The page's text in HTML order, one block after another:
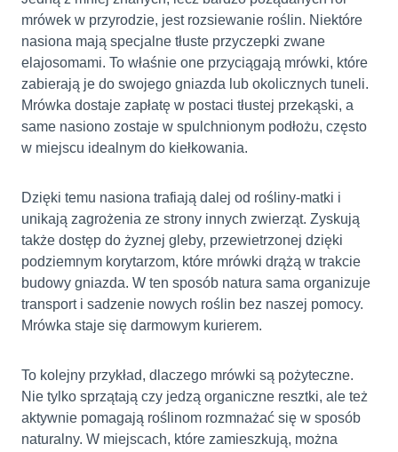
mrówek w przyrodzie, jest rozsiewanie roślin. Niektóre
nasiona mają specjalne tłuste przyczepki zwane
elajosomami. To właśnie one przyciągają mrówki, które
zabierają je do swojego gniazda lub okolicznych tuneli.
Mrówka dostaje zapłatę w postaci tłustej przekąski, a
same nasiono zostaje w spulchnionym podłożu, często
w miejscu idealnym do kiełkowania.
Dzięki temu nasiona trafiają dalej od rośliny-matki i
unikają zagrożenia ze strony innych zwierząt. Zyskują
także dostęp do żyznej gleby, przewietrzonej dzięki
podziemnym korytarzom, które mrówki drążą w trakcie
budowy gniazda. W ten sposób natura sama organizuje
transport i sadzenie nowych roślin bez naszej pomocy.
Mrówka staje się darmowym kurierem.
To kolejny przykład, dlaczego mrówki są pożyteczne.
Nie tylko sprzątają czy jedzą organiczne resztki, ale też
aktywnie pomagają roślinom rozmnażać się w sposób
naturalny. W miejscach, które zamieszkują, można